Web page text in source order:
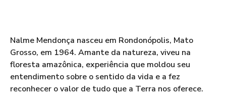
Nalme Mendonça nasceu em Rondonópolis, Mato
Grosso, em 1964. Amante da natureza, viveu na
floresta amazônica, experiência que moldou seu
entendimento sobre o sentido da vida e a fez
reconhecer o valor de tudo que a Terra nos oferece.